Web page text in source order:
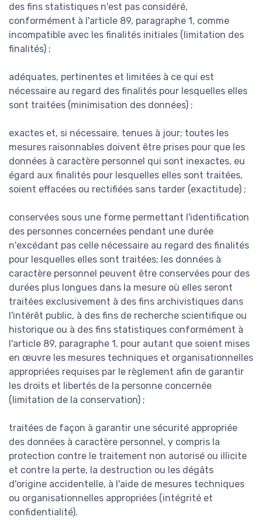
des fins statistiques n'est pas considéré,
conformément à l'article 89, paragraphe 1, comme
incompatible avec les finalités initiales (limitation des
finalités) ;
adéquates, pertinentes et limitées à ce qui est
nécessaire au regard des finalités pour lesquelles elles
sont traitées (minimisation des données) ;
exactes et, si nécessaire, tenues à jour; toutes les
mesures raisonnables doivent être prises pour que les
données à caractère personnel qui sont inexactes, eu
égard aux finalités pour lesquelles elles sont traitées,
soient effacées ou rectifiées sans tarder (exactitude) ;
conservées sous une forme permettant l'identification
des personnes concernées pendant une durée
n'excédant pas celle nécessaire au regard des finalités
pour lesquelles elles sont traitées; les données à
caractère personnel peuvent être conservées pour des
durées plus longues dans la mesure où elles seront
traitées exclusivement à des fins archivistiques dans
l'intérêt public, à des fins de recherche scientifique ou
historique ou à des fins statistiques conformément à
l'article 89, paragraphe 1, pour autant que soient mises
en œuvre les mesures techniques et organisationnelles
appropriées requises par le règlement afin de garantir
les droits et libertés de la personne concernée
(limitation de la conservation) ;
traitées de façon à garantir une sécurité appropriée
des données à caractère personnel, y compris la
protection contre le traitement non autorisé ou illicite
et contre la perte, la destruction ou les dégâts
d'origine accidentelle, à l'aide de mesures techniques
ou organisationnelles appropriées (intégrité et
confidentialité).